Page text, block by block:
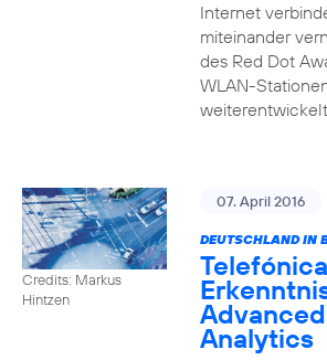
Internet
miteinander
des Red Dot
WLAN-
Credits: Markus
Hintzen
07. April 2016
DEUTSCHLAND IN
Analytics